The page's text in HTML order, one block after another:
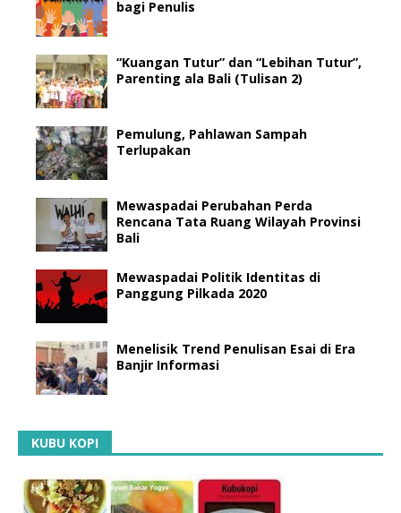
bagi Penulis
“Kuangan Tutur” dan “Lebihan Tutur”,
Parenting ala Bali (Tulisan 2)
Pemulung, Pahlawan Sampah
Terlupakan
Mewaspadai Perubahan Perda
Rencana Tata Ruang Wilayah Provinsi
Bali
Mewaspadai Politik Identitas di
Panggung Pilkada 2020
Menelisik Trend Penulisan Esai di Era
Banjir Informasi
KUBU KOPI